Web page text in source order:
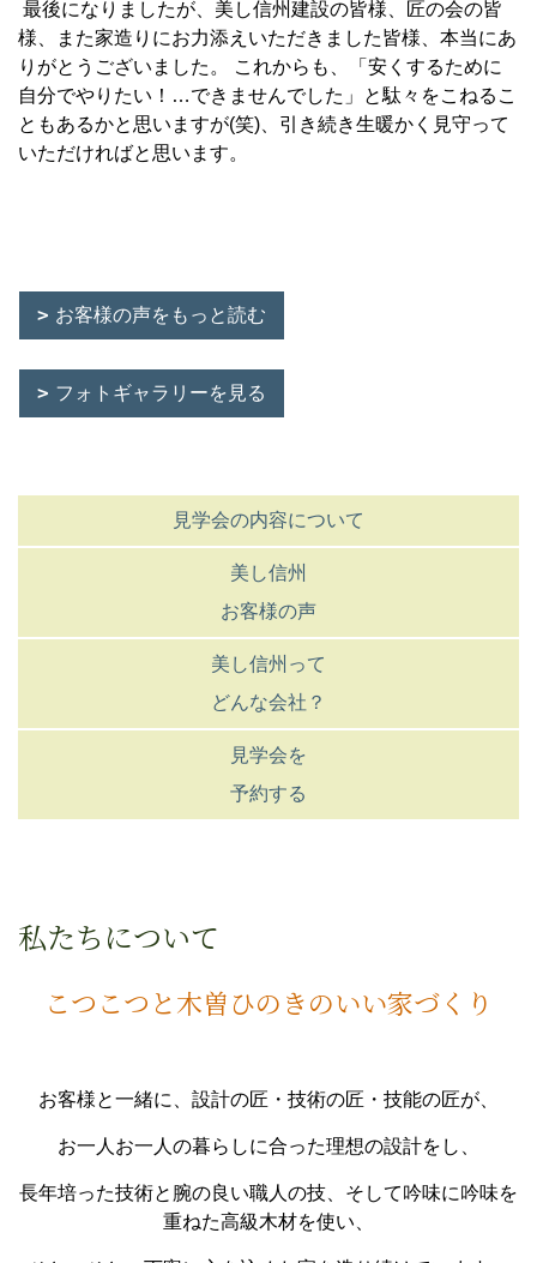
最後になりましたが、美し信州建設の皆様、匠の会の皆
様、また家造りにお力添えいただきました皆様、本当にあ
りがとうございました。 これからも、「安くするために
自分でやりたい！…できませんでした」と駄々をこねるこ
ともあるかと思いますが(笑) 、引き続き生暖かく見守って
いただければと思います。
お客様の声をもっと読む
フォトギャラリーを見る
見学会の内容について
美し信州
お客様の声
美し信州って
どんな会社？
見学会を
予約する
私たちについて
こつこつと木曽ひのきのいい家づくり
お客様と一緒に、設計の匠・技術の匠・技能の匠が、
お一人お一人の暮らしに合った理想の設計をし、
長年培った技術と腕の良い職人の技、そして吟味に吟味を
重ねた高級木材を使い、